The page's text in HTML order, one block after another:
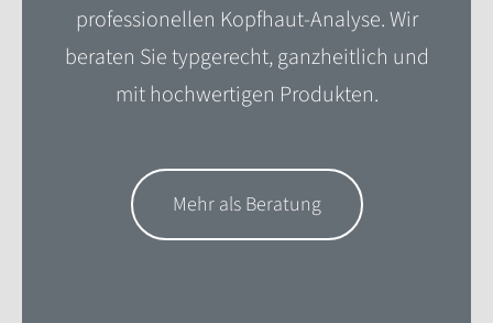
professionellen Kopfhaut-Analyse. Wir
beraten Sie typgerecht, ganzheitlich und
mit hochwertigen Produkten.
Mehr als Beratung